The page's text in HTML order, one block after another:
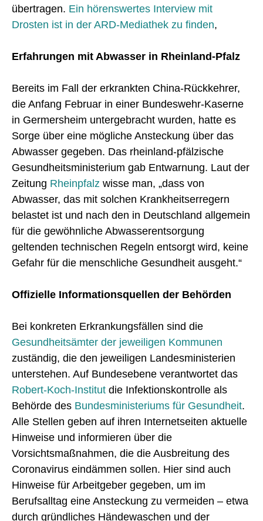
übertragen. Ein hörenswertes Interview mit
Drosten ist in der ARD-Mediathek zu finden,
Erfahrungen mit Abwasser in Rheinland-Pfalz
Bereits im Fall der erkrankten China-Rückkehrer,
die Anfang Februar in einer Bundeswehr-Kaserne
in Germersheim untergebracht wurden, hatte es
Sorge über eine mögliche Ansteckung über das
Abwasser gegeben. Das rheinland-pfälzische
Gesundheitsministerium gab Entwarnung. Laut der
Zeitung Rheinpfalz wisse man, „dass von
Abwasser, das mit solchen Krankheitserregern
belastet ist und nach den in Deutschland allgemein
für die gewöhnliche Abwasserentsorgung
geltenden technischen Regeln entsorgt wird, keine
Gefahr für die menschliche Gesundheit ausgeht.“
Offizielle Informationsquellen der Behörden
Bei konkreten Erkrankungsfällen sind die
Gesundheitsämter der jeweiligen Kommunen
zuständig, die den jeweiligen Landesministerien
unterstehen. Auf Bundesebene verantwortet das
Robert-Koch-Institut die Infektionskontrolle als
Behörde des Bundesministeriums für Gesundheit.
Alle Stellen geben auf ihren Internetseiten aktuelle
Hinweise und informieren über die
Vorsichtsmaßnahmen, die die Ausbreitung des
Coronavirus eindämmen sollen. Hier sind auch
Hinweise für Arbeitgeber gegeben, um im
Berufsalltag eine Ansteckung zu vermeiden – etwa
durch gründliches Händewaschen und der